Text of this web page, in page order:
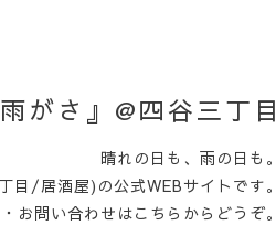
さ』@四谷三丁目
晴れの日も、雨の日も。
目/居酒屋)の公式WEBサイトです。
お問い合わせはこちらからどうぞ。